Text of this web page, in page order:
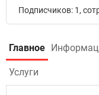
Подписчиков: 1,
Главное
Услуги